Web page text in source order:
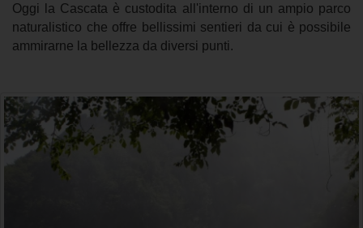
Oggi la Cascata è custodita all'interno di un ampio parco
naturalistico che offre bellissimi sentieri da cui è possibile
ammirarne la bellezza da diversi punti.